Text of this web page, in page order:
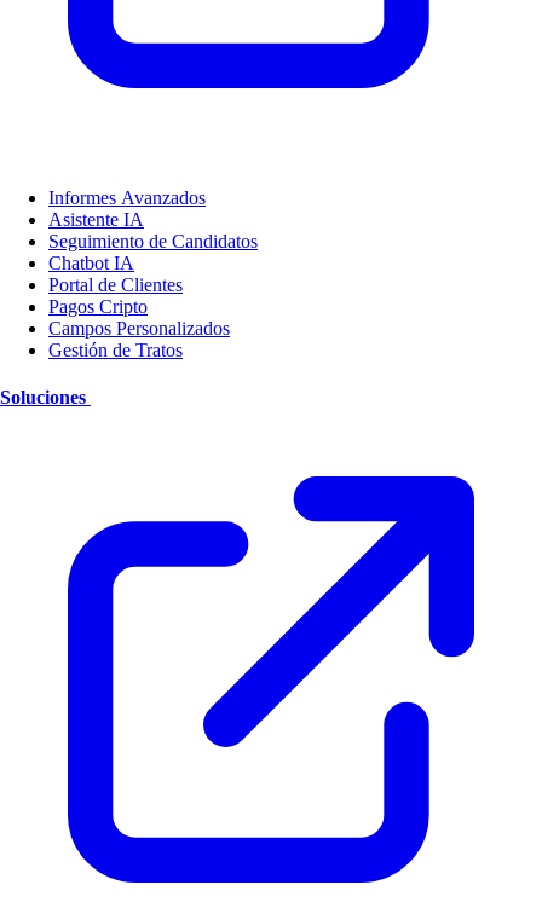
Informes Avanzados
Asistente IA
Seguimiento de Candidatos
Chatbot IA
Portal de Clientes
Pagos Cripto
Campos Personalizados
Gestión de Tratos
Soluciones